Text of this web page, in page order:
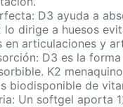
D3 ayuda a
lo dirige a huesos
en articulaciones y
D3 es la
K2
biodisponible de
Un softgel aporta